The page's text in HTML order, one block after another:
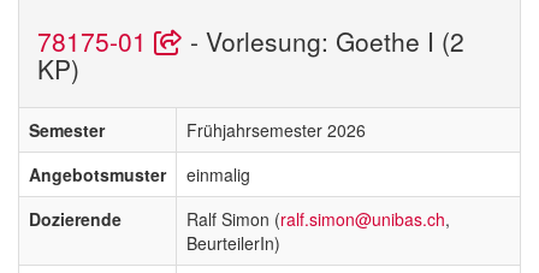
78175-01 - Vorlesung: Goethe I (2
KP)
Semester
Frühjahrsemester 2026
Angebotsmuster
einmalig
Dozierende
Ralf Simon (ralf.simon@unibas.ch,
BeurteilerIn)